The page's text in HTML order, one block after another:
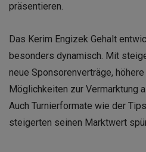
präsentieren.
Das Kerim Engizek Gehalt
besonders dynamisch. Mit
neue Sponsorenverträge,
Möglichkeiten zur Vermarktung
Auch Turnierformate wie der
steigerten seinen Marktwert